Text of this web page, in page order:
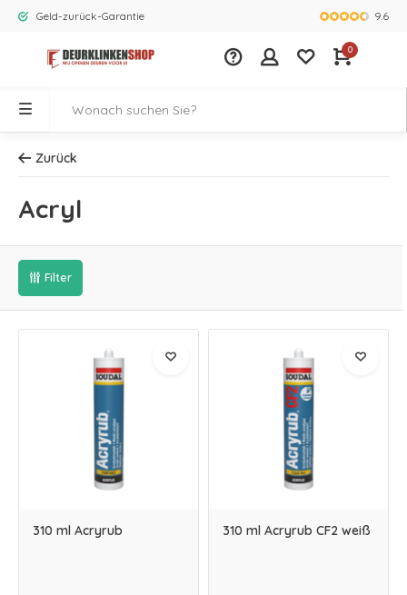
Geld-zurück-Garantie Größtes9.6
0
Zurück
Acryl
Filter
310 ml Acryrub 310 ml Acryrub CF2 weiß